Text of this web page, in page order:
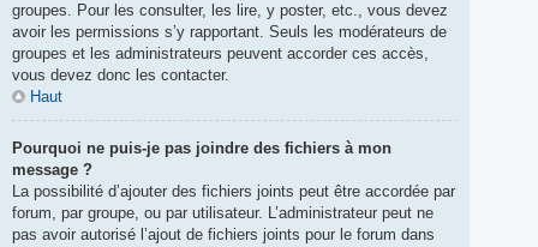
groupes. Pour les consulter, les lire, y poster, etc., vous devez
avoir les permissions s’y rapportant. Seuls les modérateurs de
groupes et les administrateurs peuvent accorder ces accès,
vous devez donc les contacter.
Haut
Pourquoi ne puis-je pas joindre des fichiers à mon
message ?
La possibilité d’ajouter des fichiers joints peut être accordée par
forum, par groupe, ou par utilisateur. L’administrateur peut ne
pas avoir autorisé l’ajout de fichiers joints pour le forum dans